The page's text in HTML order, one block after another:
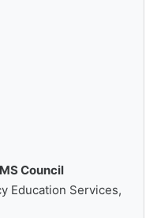
Council
Education Services,